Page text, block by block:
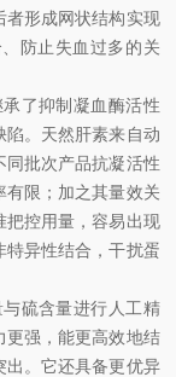
者形成网状结构实现
防止失血过多的关
了抑制凝血酶活性
陷。天然肝素来自动
同批次产品抗凝活性
有限；加之其量效关
把控用量，容易出现
特异性结合，干扰蛋
硫含量进行人工精
更强，能更高效地结
出。它还具备更优异